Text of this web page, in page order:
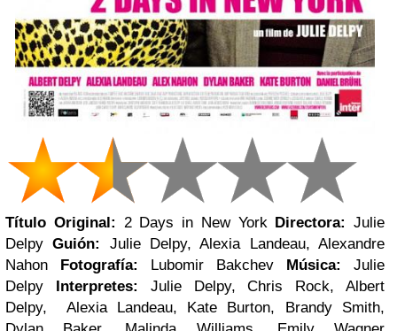
Título Original: 2 Days in New York Directora: Julie
DelpyGuión:
Julie Delpy, Alexia Landeau, Alexandre
Nahon Fotografía: Lubomir Bakchev Música:
Julie
Delpy Interpretes: Julie Delpy, Chris Rock, Albert
Delpy, Alexia Landeau, Kate Burton, Brandy Smith,